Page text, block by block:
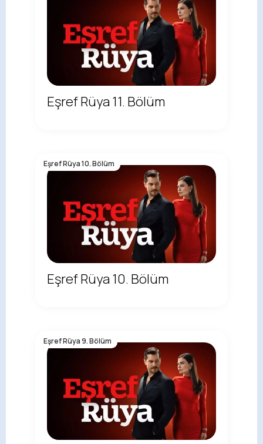
Eşref Rüya 11. Bölüm
Eşref Rüya 10. Bölüm
Eşref Rüya 10. Bölüm
Eşref Rüya 9. Bölüm